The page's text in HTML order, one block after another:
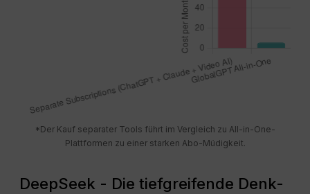
*Der Kauf separater Tools führt im Vergleich zu All-in-One-
Plattformen zu einer starken Abo-Müdigkeit.
DeepSeek - Die tiefgreifende Denk-